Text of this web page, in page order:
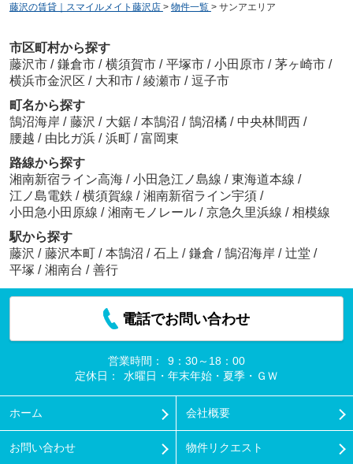
藤沢の賃貸｜スマイルメイト藤沢店 > 物件一覧 > サンアエリア
市区町村から探す
藤沢市 / 鎌倉市 / 横須賀市 / 平塚市 / 小田原市 / 茅ヶ崎市 /
横浜市金沢区 / 大和市 / 綾瀬市 / 逗子市
町名から探す
鵠沼海岸 / 藤沢 / 大鋸 / 本鵠沼 / 鵠沼橘 / 中央林間西 /
腰越 / 由比ガ浜 / 浜町 / 富岡東
路線から探す
湘南新宿ライン高海 / 小田急江ノ島線 / 東海道本線 /
江ノ島電鉄 / 横須賀線 / 湘南新宿ライン宇須 /
小田急小田原線 / 湘南モノレール / 京急久里浜線 / 相模線
駅から探す
藤沢 / 藤沢本町 / 本鵠沼 / 石上 / 鎌倉 / 鵠沼海岸 / 辻堂 /
平塚 / 湘南台 / 善行
電話でお問い合わせ
営業時間：
9：30～18：00
定休日：
水曜日・年末年始・夏季・ＧＷ
ホーム 会社概要
お問い合わせ 物件リクエスト